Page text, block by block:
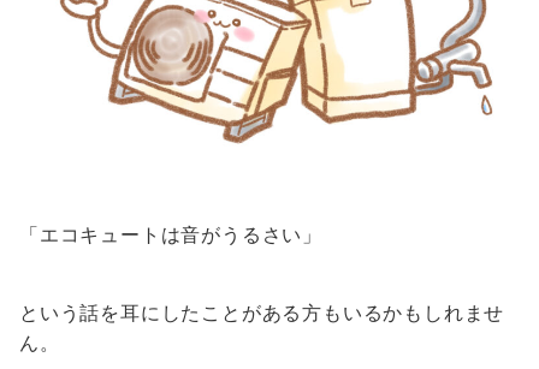
「エコキュートは音がうるさい」
という話を耳にしたことがある方もいるかもしれませ
ん。